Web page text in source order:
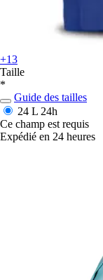
+13
Taille
*
Guide des tailles
24 L 24h
Ce champ est requis
Expédié en 24 heures